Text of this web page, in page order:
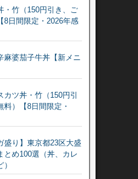
・竹（150円引き、ご
8日間限定・2026年感
麻婆茄子牛丼【新メニ
カツ丼・竹（150円引
料）【8日間限定・
盛り】東京都23区大盛
とめ100選（丼、カレ